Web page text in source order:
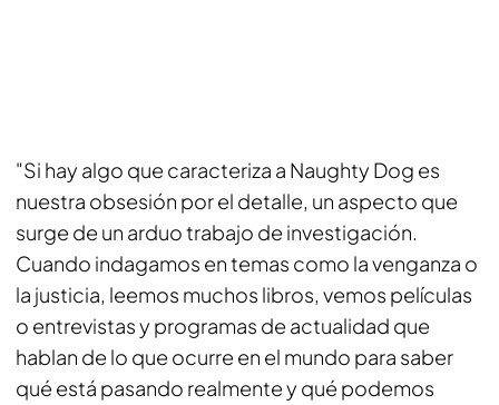
"Si hay algo que caracteriza a Naughty Dog es
nuestra obsesión por el detalle, un aspecto que
surge de un arduo trabajo de investigación.
Cuando indagamos en temas como la venganza o
la justicia, leemos muchos libros, vemos películas
o entrevistas y programas de actualidad que
hablan de lo que ocurre en el mundo para saber
qué está pasando realmente y qué podemos